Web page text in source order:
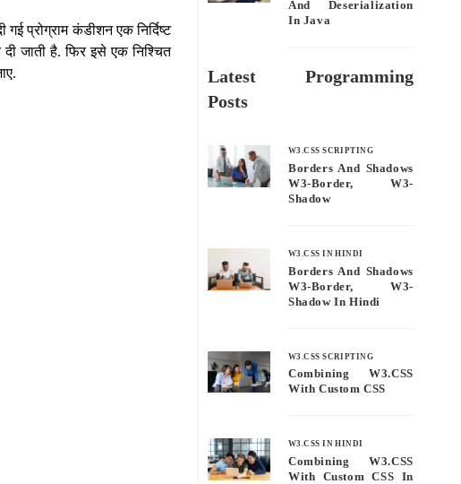
प्रोग्राम कंडीशन एक निर्दिष्ट
जाती है. फिर इसे एक निश्चित
And Deserialization
In Java
Latest Programming
Posts
W3.CSS SCRIPTING
Borders And Shadows
W3-Border, W3-
Shadow
W3.CSS IN HINDI
Borders And Shadows
W3-Border, W3-
Shadow In Hindi
W3.CSS SCRIPTING
Combining W3.CSS
With Custom CSS
W3.CSS IN HINDI
Combining W3.CSS
With Custom CSS In